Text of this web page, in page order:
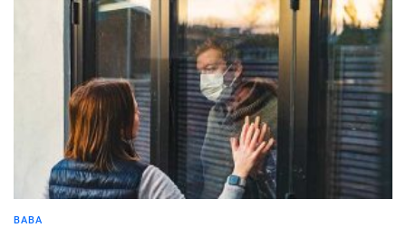
BABA